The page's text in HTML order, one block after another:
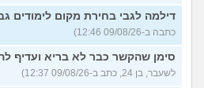
דילמה לגבי בחירת מקום לימודים
כתבה ב-09/08/26 12:46)
סימן שהקשר כבר לא בריא ועדיף
לשעבר, בן 24, כתב ב-09/08/26 12:37)